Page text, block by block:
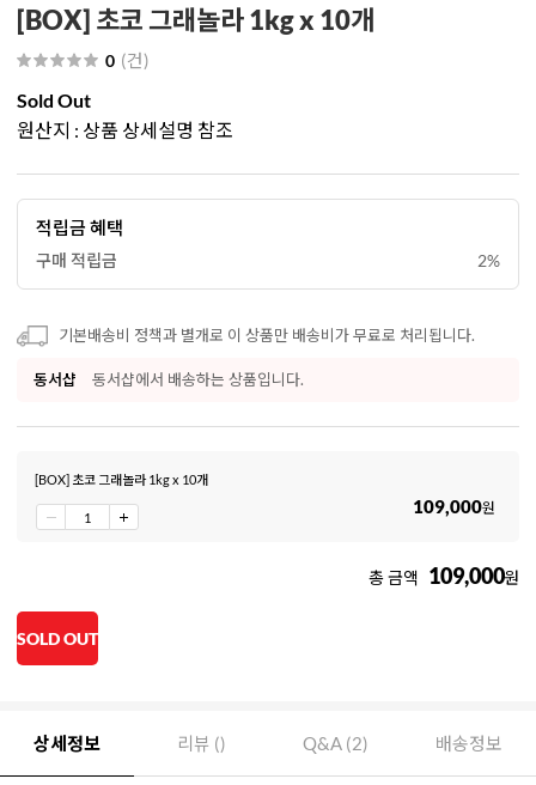
[BOX] 초코 그래놀라 1kg x 10개
0 (건)
Sold Out
원산지 : 상품 상세설명 참조
적립금 혜택
구매 적립금 2%
기본배송비 정책과 별개로 이 상품만 배송비가 무료로 처리됩니다.
동서샵 동서샵에서 배송하는 상품입니다.
[BOX] 초코 그래놀라 1kg x 10개
109,000원
총 금액 109,000원
SOLD OUT
상세정보 리뷰 () Q&A (2) 배송정보